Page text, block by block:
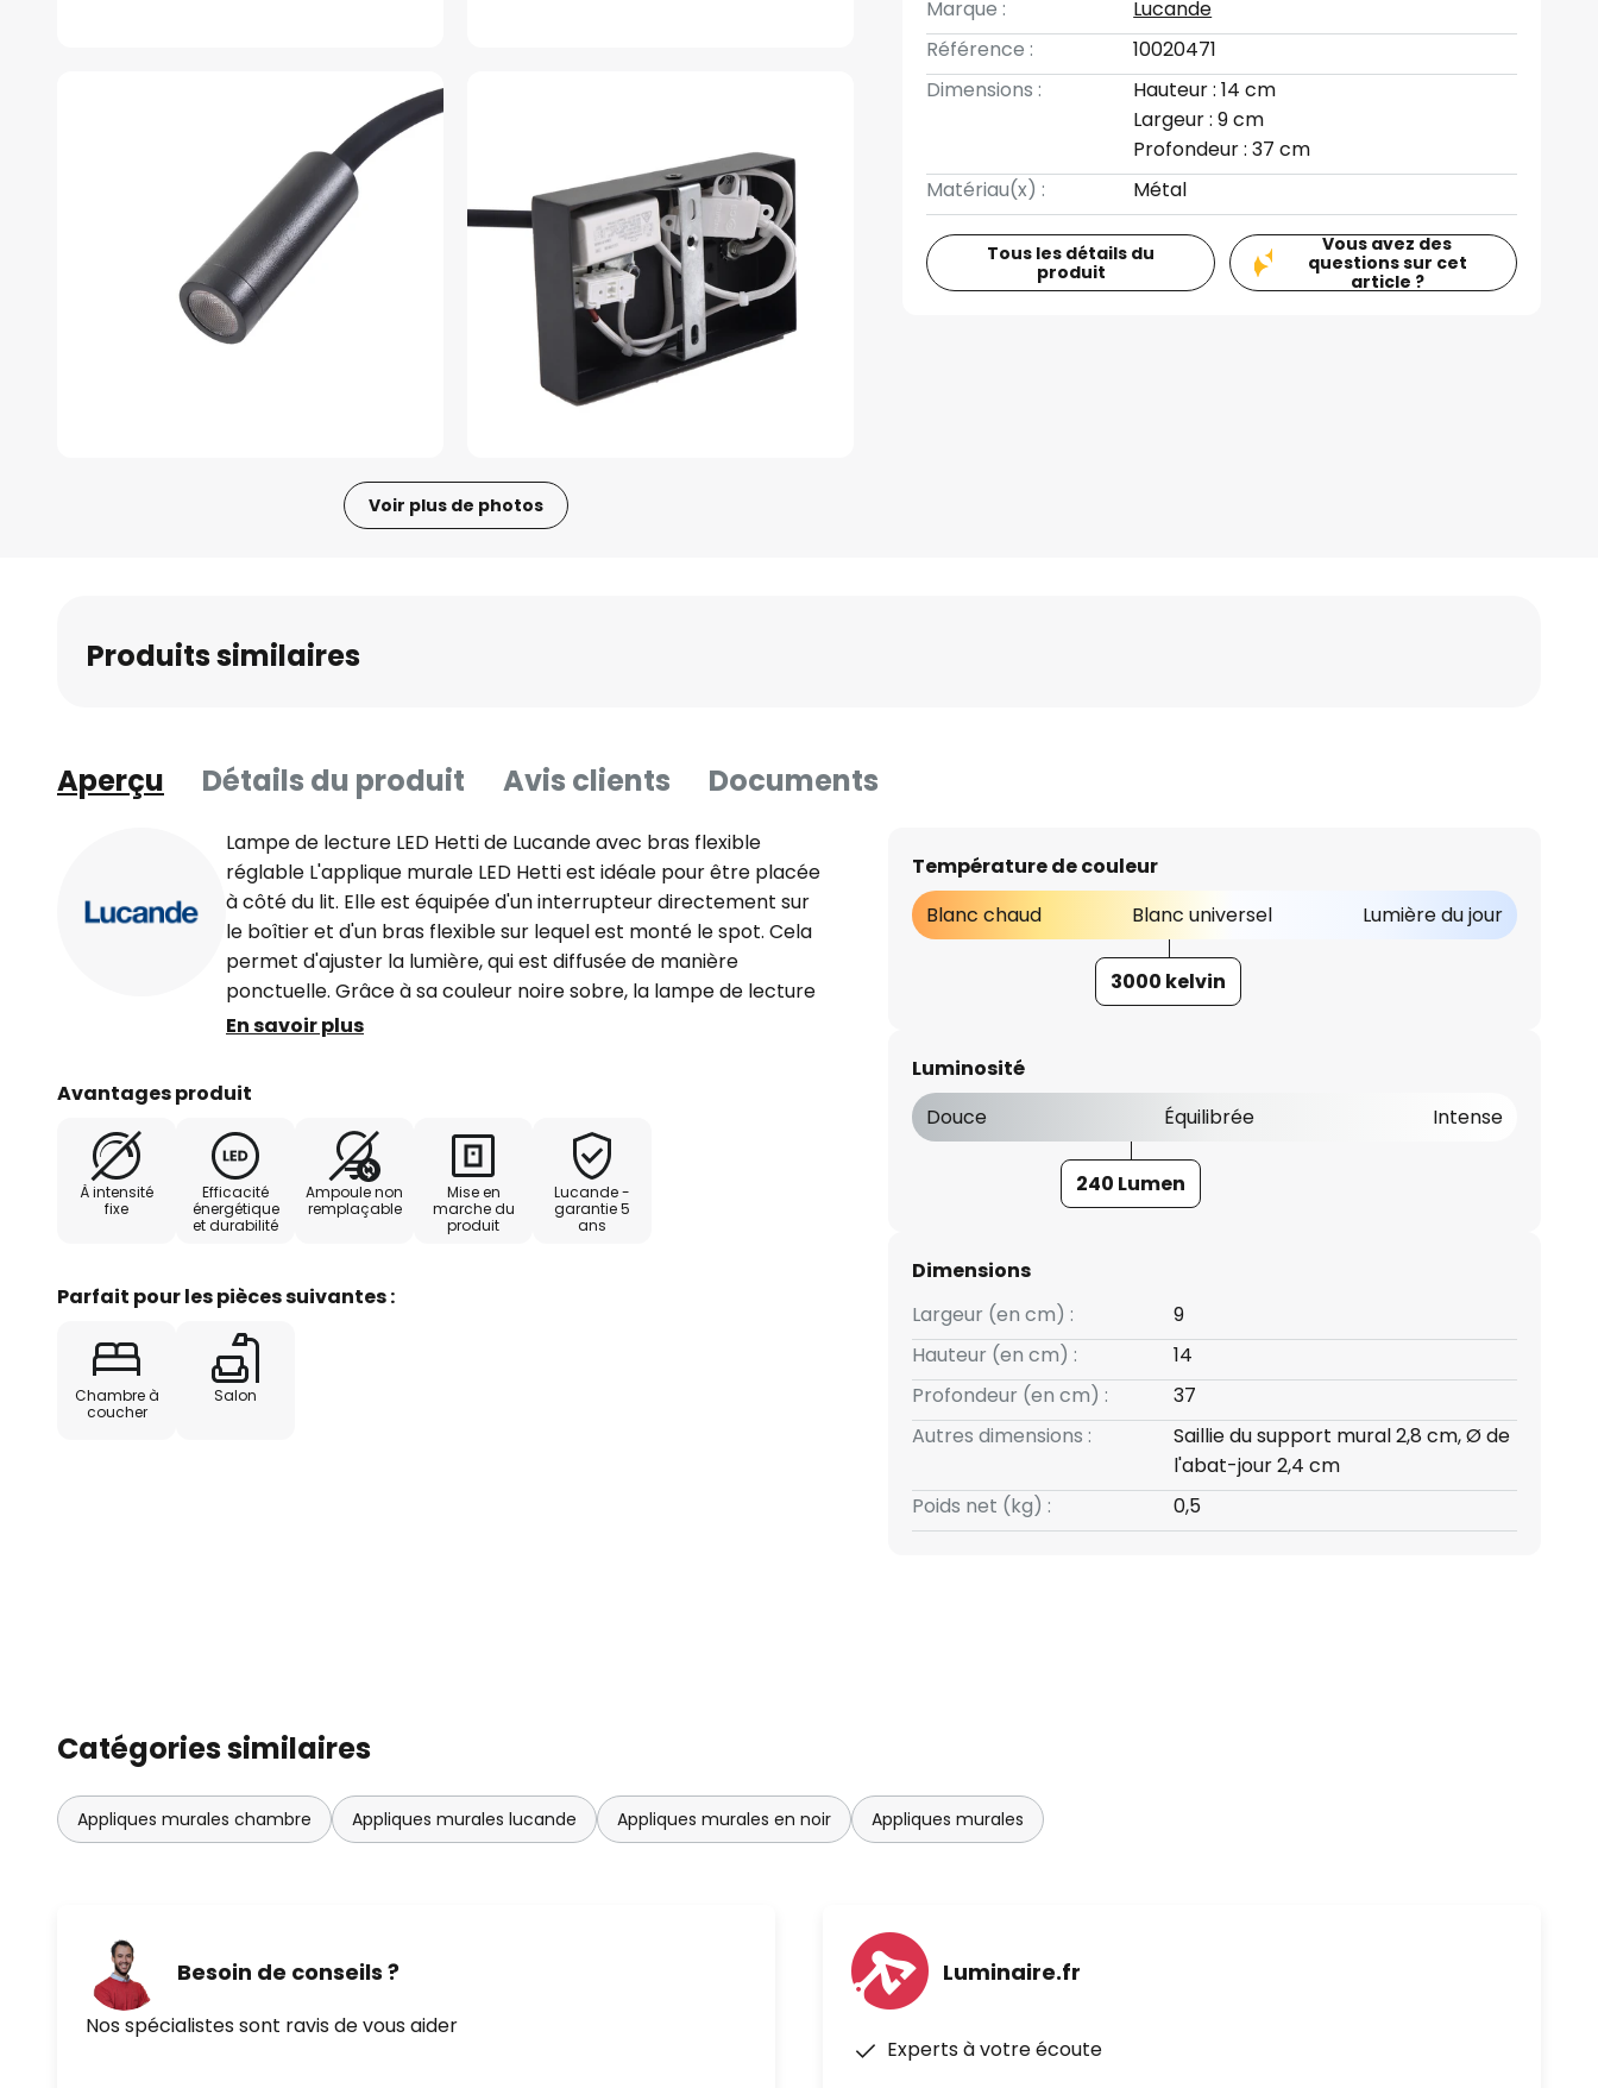
Voir plus de photos
Marque :
Lucande
Référence :
10020471
Dimensions :
Hauteur : 14 cm
Largeur : 9 cm
Profondeur : 37 cm
Matériau(x) :
Métal
Tous les détails du
produit
Vous avez des
questions sur cet
article ?
Produits similaires
Aperçu Détails du produit Avis clients Documents
Lampe de lecture LED Hetti de Lucande avec bras flexible
réglable L'applique murale LED Hetti est idéale pour être placée
à côté du lit. Elle est équipée d'un interrupteur directement sur
le boîtier et d'un bras flexible sur lequel est monté le spot. Cela
permet d'ajuster la lumière, qui est diffusée de manière
ponctuelle. Grâce à sa couleur noire sobre, la lampe de lecture
fabriquée en métal s'intègre discrètement dans l'espace de vie.
En savoir plus
Avantages produit
À intensité
fixe
Efficacité
énergétique
et durabilité
Ampoule non
remplaçable
Mise en
marche du
produit
Lucande -
garantie 5
ans
Parfait pour les pièces suivantes :
Chambre à
coucher
Salon
Température de couleur
Blanc chaud
Blanc universel Lumière du jour
3000 kelvin
Luminosité
Douce
Équilibrée Intense
240 Lumen
Dimensions
Largeur (en cm) :
9
Hauteur (en cm) :
14
Profondeur (en cm) :
37
Autres dimensions :
Saillie du support mural 2,8 cm, Ø de
l'abat-jour 2,4 cm
Poids net (kg) :
0,5
Catégories similaires
Appliques murales chambre Appliques murales lucande Appliques murales en noir Appliques murales
Besoin de conseils ?
Nos spécialistes sont ravis de vous aider
Luminaire.fr
Experts à votre écoute